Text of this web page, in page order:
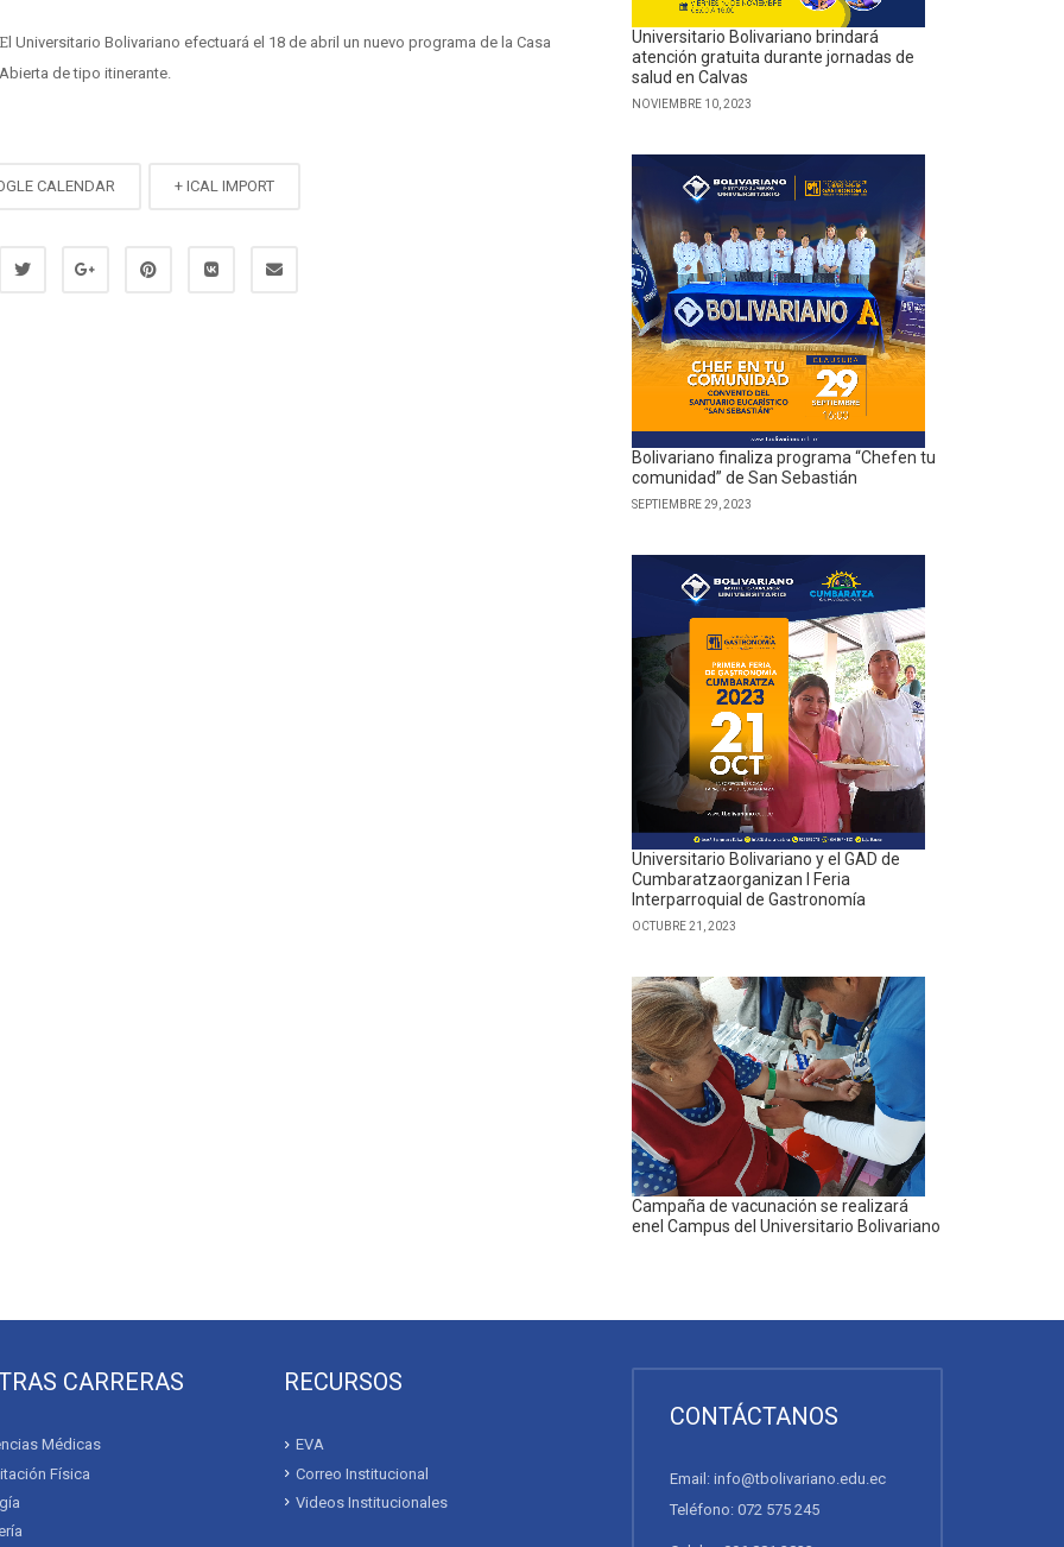
El Universitario Bolivariano efectuará el 18 de abril un nuevo programa de la Casa
Abierta de tipo itinerante.
CALENDAR + ICAL IMPORT
Universitario Bolivariano brindará
atención gratuita durante jornadas de
salud en Calvas
NOVIEMBRE 10, 2023
Bolivariano finaliza programa “Chefen tu
comunidad” de San Sebastián
SEPTIEMBRE 29, 2023
Universitario Bolivariano y el GAD de
Cumbaratzaorganizan I Feria
Interparroquial de Gastronomía
OCTUBRE 21, 2023
Campaña de vacunación se realizará
enel Campus del Universitario Bolivariano
CARRERAS
Médicas
Física
RECURSOS
EVA
Correo Institucional
Videos Institucionales
CONTÁCTANOS
Email: info@tbolivariano.edu.ec
Teléfono: 072 575 245